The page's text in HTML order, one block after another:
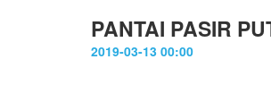
PANTAI PASIR
2019-03-13 00:00